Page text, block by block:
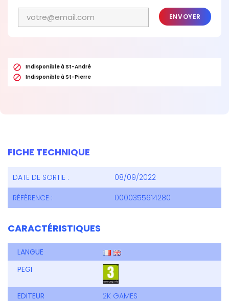
ENVOYER
 Indisponible à St-André
 Indisponible à St-Pierre
FICHE TECHNIQUE
DATE DE SORTIE :
08/09/2022
RÉFÉRENCE :
0000355614280
CARACTÉRISTIQUES
LANGUE
PEGI
EDITEUR
2K GAMES